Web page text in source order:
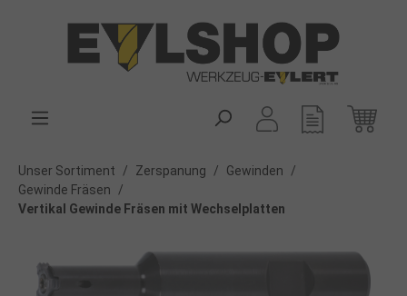
Unser Sortiment / Zerspanung / Gewinden
/
Gewinde Fräsen
/
Vertikal Gewinde Fräsen mit Wechselplatten